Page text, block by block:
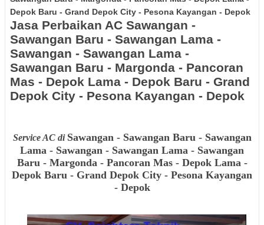
Depok Baru - Grand Depok City - Pesona Kayangan - Depok
Jasa Perbaikan AC Sawangan -
Sawangan Baru - Sawangan Lama -
Sawangan - Sawangan Lama -
Sawangan Baru - Margonda - Pancoran
Mas - Depok Lama - Depok Baru - Grand
Depok City - Pesona Kayangan - Depok
Service AC di Sawangan - Sawangan Baru - Sawangan
Lama - Sawangan - Sawangan Lama - Sawangan
Baru - Margonda - Pancoran Mas - Depok Lama -
Depok Baru - Grand Depok City - Pesona Kayangan
- Depok